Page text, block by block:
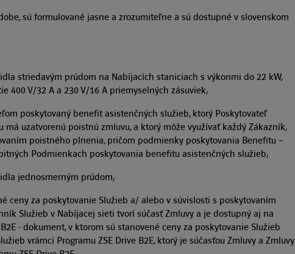
sú formulované jasne a zrozumiteľne a sú dostupné v slovenskom
striedavým prúdom na Nabíjacích staniciach s výkonmi do 22 kW,
400 V/32 A a 230 V/16 A priemyselných zásuviek;
poskytovaný benefit asistenčných služieb, ktorý Poskytovateľ
uzatvorenú poistnú zmluvu, a ktorý môže využívať každý Zákazník,
poistného plnenia, pričom podmienky poskytovania Benefitu –
Podmienkach poskytovania benefitu asistenčných služieb;
jednosmerným prúdom;
ceny za poskytovanie Služieb a/ alebo v súvislosti s poskytovaním
Služieb v Nabíjacej sieti tvorí súčasť Zmluvy a je dostupný aj na
- dokument, v ktorom sú stanovené ceny za poskytovanie Služieb
vrámci Programu ZSE Drive B2E, ktorý je súčasťou Zmluvy a Zmluvy